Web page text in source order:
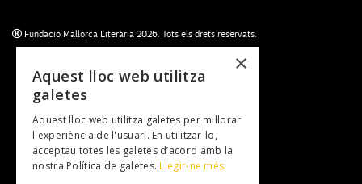
Fundació Mallorca Literària 2026. Tots els drets reservats.
NEWSLETTER
×
Aquest lloc web utilitza
galetes
Aquest lloc web utilitza galetes per millorar
l'experiència de l'usuari. En utilitzar-lo,
acceptau totes les galetes d’acord amb la
nostra Política de galetes.Llegir-ne més